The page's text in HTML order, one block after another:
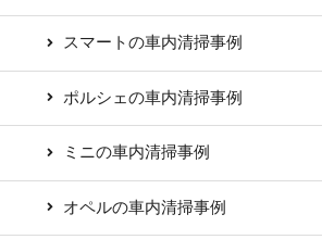
スマートの車内清掃事例
ポルシェの車内清掃事例
ミニの車内清掃事例
オペルの車内清掃事例